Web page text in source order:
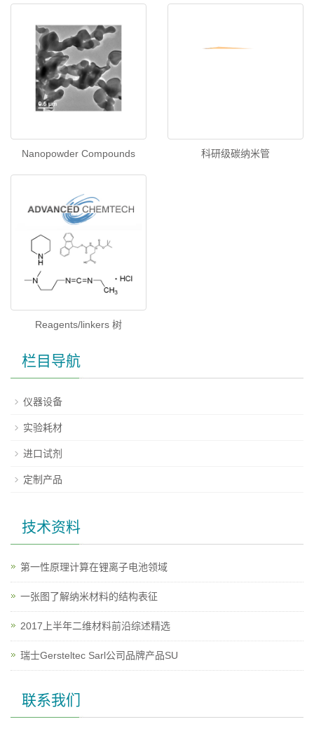
Nanopowder Compounds 科研级碳纳米管
Reagents/linkers 树
栏目导航
仪器设备
实验耗材
进口试剂
定制产品
技术资料
第一性原理计算在锂离子电池领域
一张图了解纳米材料的结构表征
2017上半年二维材料前沿综述精选
瑞士Gersteltec Sarl公司品牌产品SU
联系我们